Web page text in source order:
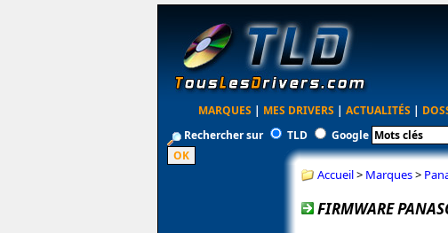
MARQUES | MES DRIVERS | ACTUALITÉS |
Rechercher sur
TLD Google
Accueil> Marques>
FIRMWARE